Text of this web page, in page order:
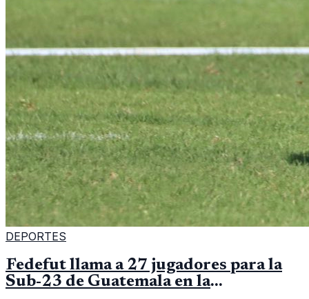
DEPORTES
Fedefut llama a 27 jugadores para la
Sub-23 de Guatemala en la